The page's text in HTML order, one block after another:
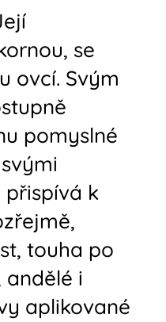
se
ovcí. Svým
pomyslné
k
touha po
andělé i
aplikované